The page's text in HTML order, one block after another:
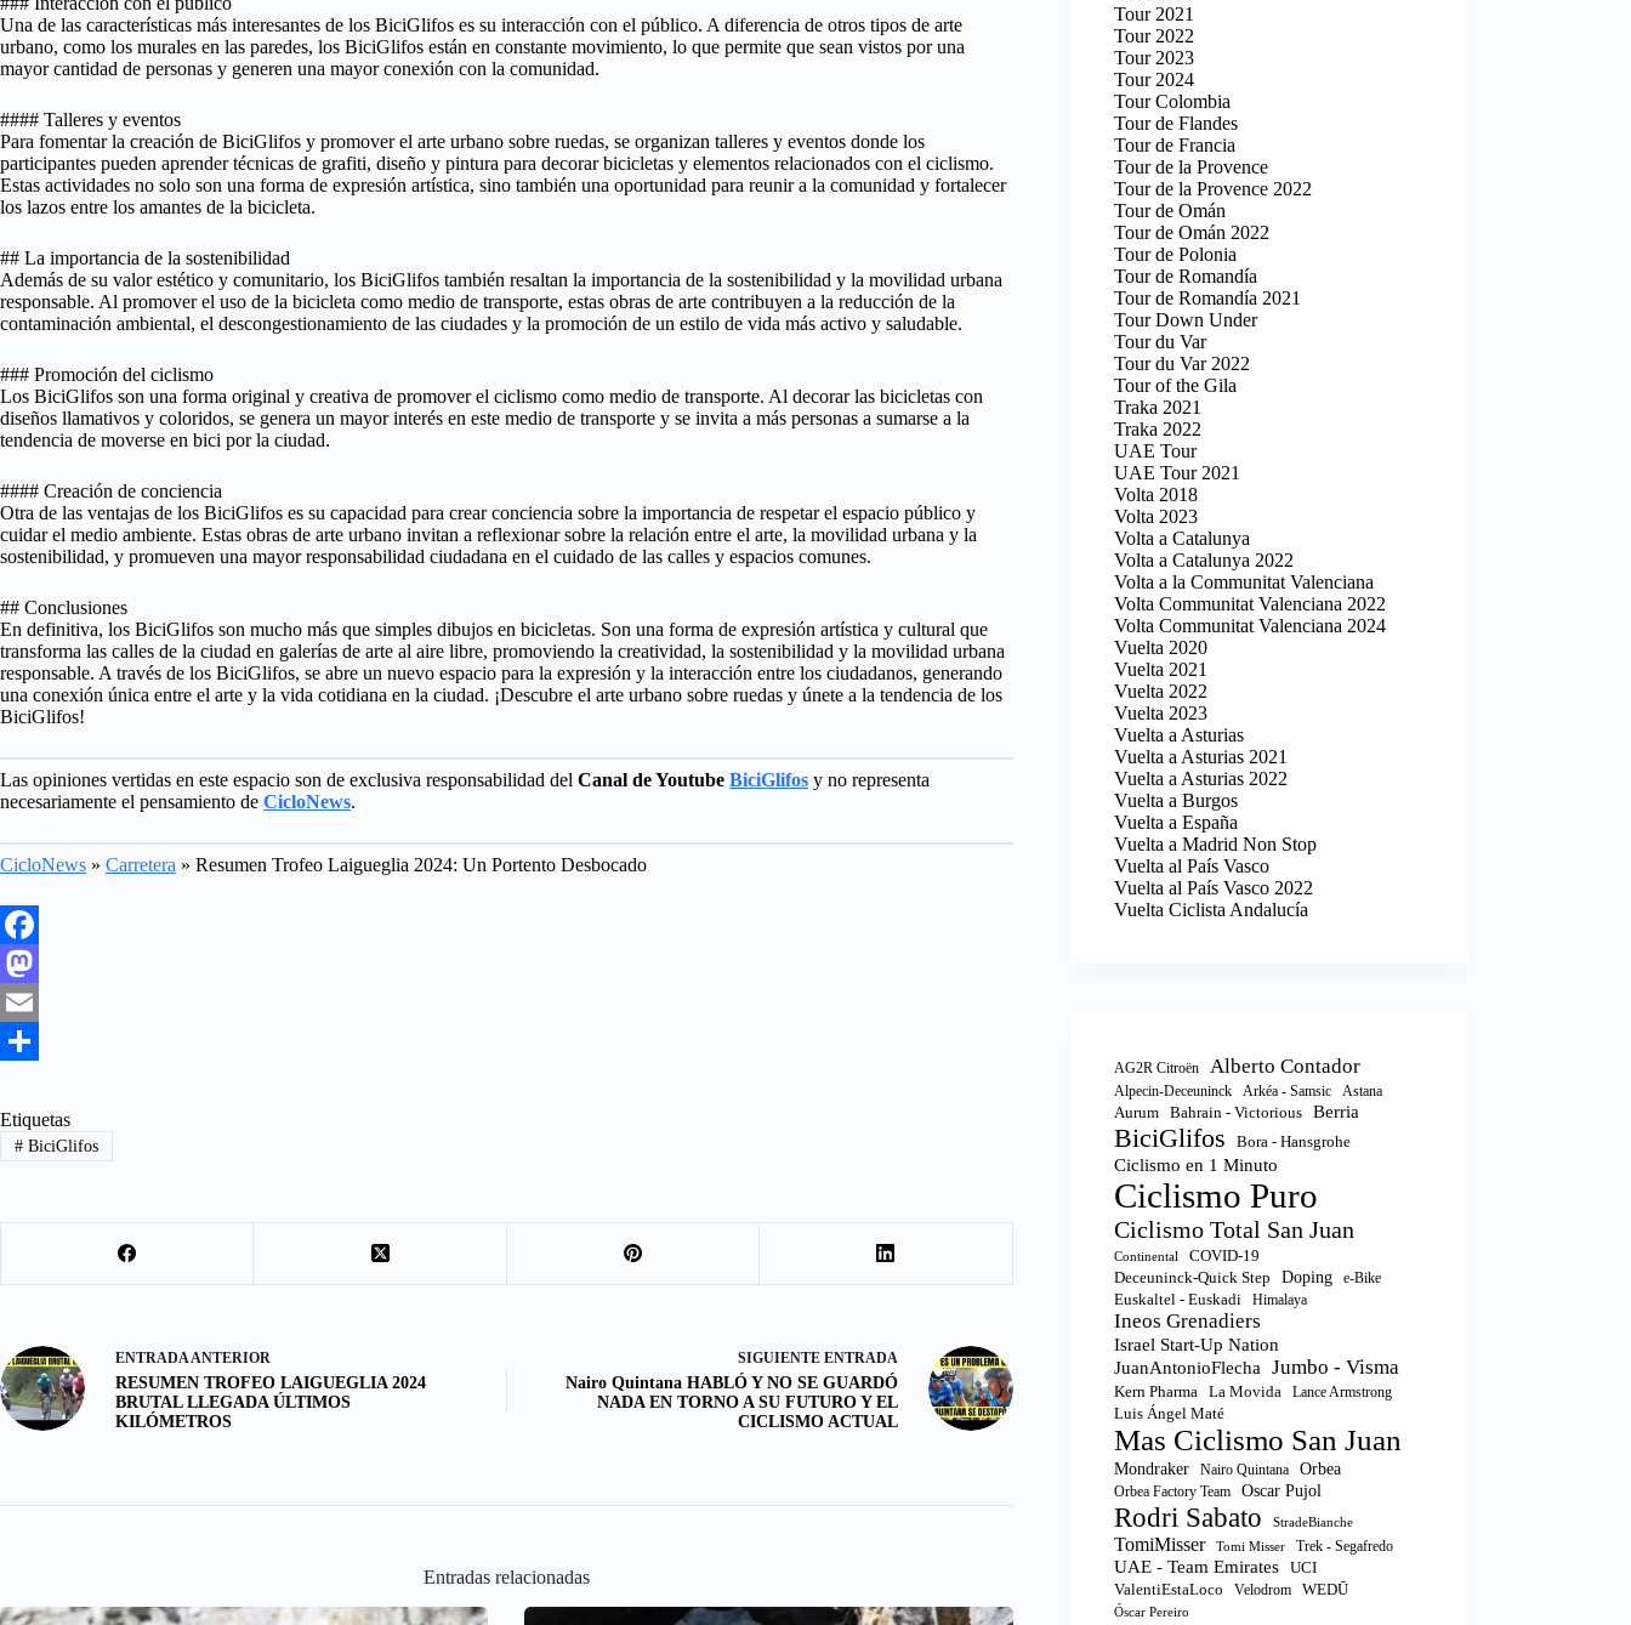
Una de las características más interesantes de los BiciGlifos es su interacción con el público. A diferencia de otros tipos de arte
urbano, como los murales en las paredes, los BiciGlifos están en constante movimiento, lo que permite que sean vistos por una
mayor cantidad de personas y generen una mayor conexión con la comunidad.
#### Talleres y eventos
Para fomentar la creación de BiciGlifos y promover el arte urbano sobre ruedas, se organizan talleres y eventos donde los
participantes pueden aprender técnicas de grafiti, diseño y pintura para decorar bicicletas y elementos relacionados con el ciclismo.
Estas actividades no solo son una forma de expresión artística, sino también una oportunidad para reunir a la comunidad y fortalecer
los lazos entre los amantes de la bicicleta.
## La importancia de la sostenibilidad
Además de su valor estético y comunitario, los BiciGlifos también resaltan la importancia de la sostenibilidad y la movilidad urbana
responsable. Al promover el uso de la bicicleta como medio de transporte, estas obras de arte contribuyen a la reducción de la
contaminación ambiental, el descongestionamiento de las ciudades y la promoción de un estilo de vida más activo y saludable.
### Promoción del ciclismo
Los BiciGlifos son una forma original y creativa de promover el ciclismo como medio de transporte. Al decorar las bicicletas con
diseños llamativos y coloridos, se genera un mayor interés en este medio de transporte y se invita a más personas a sumarse a la
tendencia de moverse en bici por la ciudad.
#### Creación de conciencia
Otra de las ventajas de los BiciGlifos es su capacidad para crear conciencia sobre la importancia de respetar el espacio público y
cuidar el medio ambiente. Estas obras de arte urbano invitan a reflexionar sobre la relación entre el arte, la movilidad urbana y la
sostenibilidad, y promueven una mayor responsabilidad ciudadana en el cuidado de las calles y espacios comunes.
## Conclusiones
En definitiva, los BiciGlifos son mucho más que simples dibujos en bicicletas. Son una forma de expresión artística y cultural que
transforma las calles de la ciudad en galerías de arte al aire libre, promoviendo la creatividad, la sostenibilidad y la movilidad urbana
responsable. A través de los BiciGlifos, se abre un nuevo espacio para la expresión y la interacción entre los ciudadanos, generando
una conexión única entre el arte y la vida cotidiana en la ciudad. ¡Descubre el arte urbano sobre ruedas y únete a la tendencia de los
BiciGlifos!
Las opiniones vertidas en este espacio son de exclusiva responsabilidad del Canal de Youtube BiciGlifos y no representa
necesariamente el pensamiento de CicloNews.
CicloNews » Carretera » Resumen Trofeo Laigueglia 2024: Un Portento Desbocado
F
a
b
o
M
t
o
E
a
i
h
a
Etiquetas
#BiciGlifos
ENTRADA ANTERIOR
RESUMEN TROFEO LAIGUEGLIA 2024
BRUTAL LLEGADA ÚLTIMOS
KILÓMETROS
SIGUIENTE ENTRADA
Nairo Quintana HABLÓ Y NO SE GUARDÓ
NADA EN TORNO A SU FUTURO Y EL
CICLISMO ACTUAL
Entradas relacionadas
Tour 2021
Tour 2022
Tour 2023
Tour 2024
Tour Colombia
Tour de Flandes
Tour de Francia
Tour de la Provence
Tour de la Provence 2022
Tour de Omán
Tour de Omán 2022
Tour de Polonia
Tour de Romandía
Tour de Romandía 2021
Tour Down Under
Tour du Var
Tour du Var 2022
Tour of the Gila
Traka 2021
Traka 2022
UAE Tour
UAE Tour 2021
Volta 2018
Volta 2023
Volta a Catalunya
Volta a Catalunya 2022
Volta a la Communitat Valenciana
Volta Communitat Valenciana 2022
Volta Communitat Valenciana 2024
Vuelta 2020
Vuelta 2021
Vuelta 2022
Vuelta 2023
Vuelta a Asturias
Vuelta a Asturias 2021
Vuelta a Asturias 2022
Vuelta a Burgos
Vuelta a España
Vuelta a Madrid Non Stop
Vuelta al País Vasco
Vuelta al País Vasco 2022
Vuelta Ciclista Andalucía
AG2R Citroën Alberto Contador
Alpecin-Deceuninck Arkéa - Samsic
Astana
Aurum
Bahrain - Victorious Berria
BiciGlifos Bora - Hansgrohe
Ciclismo en 1 Minuto
Ciclismo Puro
Ciclismo Total San Juan
Continental
COVID-19
Deceuninck-Quick Step
Doping e-Bike
Euskaltel - Euskadi Himalaya
Ineos Grenadiers
Israel Start-Up Nation
JuanAntonioFlecha Jumbo - Visma
Kern Pharma La Movida Lance Armstrong
Luis Ángel Maté
Mas Ciclismo San Juan
Mondraker Nairo Quintana Orbea
Orbea Factory Team Oscar Pujol
Rodri Sabato StradeBianche
TomiMisser Tomi Misser Trek - Segafredo
UAE - Team Emirates
UCI
ValentiEstaLoco
Velodrom WEDŪ
Óscar Pereiro